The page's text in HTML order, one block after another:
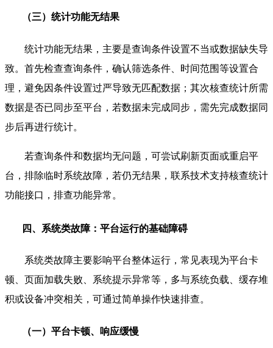
（三）统计功能无结果
统计功能无结果，主要是查询条件设置不当或数据缺失导
致。首先检查查询条件，确认筛选条件、时间范围等设置合
理，避免因条件设置过严导致无匹配数据；其次核查统计所需
数据是否已同步至平台，若数据未完成同步，需先完成数据同
步后再进行统计。
若查询条件和数据均无问题，可尝试刷新页面或重启平
台，排除临时系统故障，若仍无结果，联系技术支持核查统计
功能接口，排查功能异常。
四、系统类故障：平台运行的基础障碍
系统类故障主要影响平台整体运行，常见表现为平台卡
顿、页面加载失败、系统提示异常等，多与系统负载、缓存堆
积或设备冲突相关，可通过简单操作快速排查。
（一）平台卡顿、响应缓慢